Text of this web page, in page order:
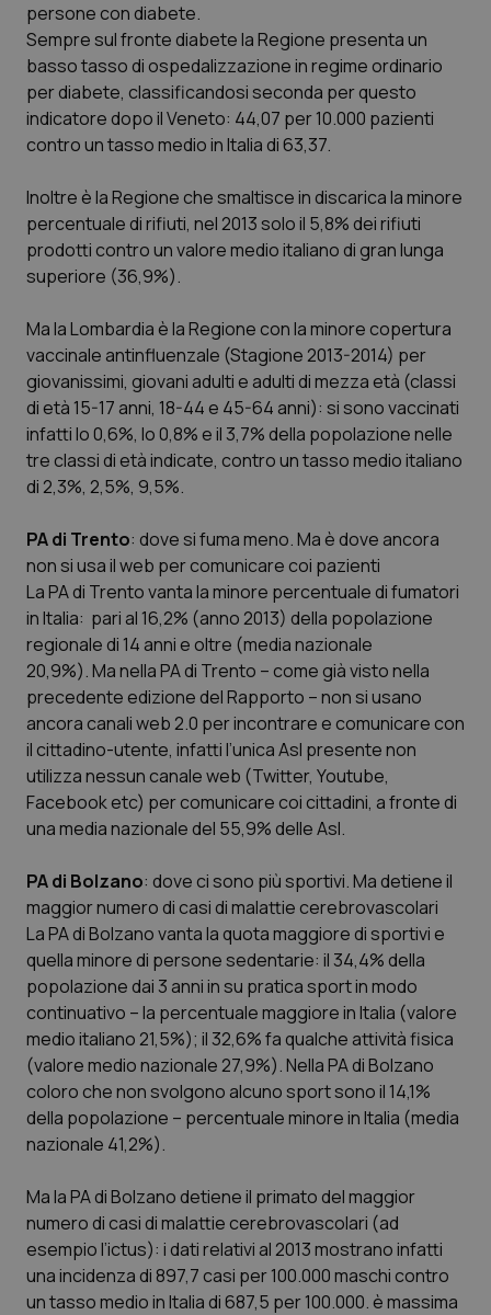
Psoriasi & pelle
Quotidiano Cardiologia
Quotidiano Chirurgia
Quotidiano Oncologia
Quotidiano Pediatria
Salute orale & impianti
Sangue & coagulazione
Tiroide
Tumore al seno
Tumore ovarico
Tumori del Polmone & Testa Collo
Tumori gastrointestinali
Ulcera & Reflusso
Vaccini
persone con diabete.
Sempre sul fronte diabete la Regione presenta un
basso tasso di ospedalizzazione in regime ordinario
per diabete, classificandosi seconda per questo
indicatore dopo il Veneto: 44,07 per 10.000 pazienti
contro un tasso medio in Italia di 63,37.
Inoltre è la Regione che smaltisce in discarica la minore
percentuale di rifiuti, nel 2013 solo il 5,8% dei rifiuti
prodotti contro un valore medio italiano di gran lunga
superiore (36,9%).
Ma la Lombardia è la Regione con la minore copertura
vaccinale antinfluenzale (Stagione 2013-2014) per
giovanissimi, giovani adulti e adulti di mezza età (classi
di età 15-17 anni, 18-44 e 45-64 anni): si sono vaccinati
infatti lo 0,6%, lo 0,8% e il 3,7% della popolazione nelle
tre classi di età indicate, contro un tasso medio italiano
di 2,3%, 2,5%, 9,5%.
PA di Trento: dove si fuma meno. Ma è dove ancora
non si usa il web per comunicare coi pazienti
La PA di Trento vanta la minore percentuale di fumatori
in Italia: pari al 16,2% (anno 2013) della popolazione
regionale di 14 anni e oltre (media nazionale
20,9%). Ma nella PA di Trento – come già visto nella
precedente edizione del Rapporto – non si usano
ancora canali web 2.0 per incontrare e comunicare con
il cittadino-utente, infatti l’unica Asl presente non
utilizza nessun canale web (Twitter, Youtube,
Facebook etc) per comunicare coi cittadini, a fronte di
una media nazionale del 55,9% delle Asl.
PA di Bolzano: dove ci sono più sportivi. Ma detiene il
maggior numero di casi di malattie cerebrovascolari
La PA di Bolzano vanta la quota maggiore di sportivi e
quella minore di persone sedentarie: il 34,4% della
popolazione dai 3 anni in su pratica sport in modo
continuativo – la percentuale maggiore in Italia (valore
medio italiano 21,5%); il 32,6% fa qualche attività fisica
(valore medio nazionale 27,9%). Nella PA di Bolzano
coloro che non svolgono alcuno sport sono il 14,1%
della popolazione – percentuale minore in Italia (media
nazionale 41,2%).
Ma la PA di Bolzano detiene il primato del maggior
numero di casi di malattie cerebrovascolari (ad
esempio l’ictus): i dati relativi al 2013 mostrano infatti
una incidenza di 897,7 casi per 100.000 maschi contro
un tasso medio in Italia di 687,5 per 100.000. è massima